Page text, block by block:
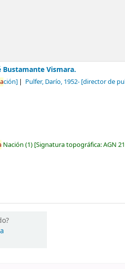
Bustamante Vismara.
ción] Pulfer, Darío, 1952-[director de
Nación (1) Signatura topográfica:AGN